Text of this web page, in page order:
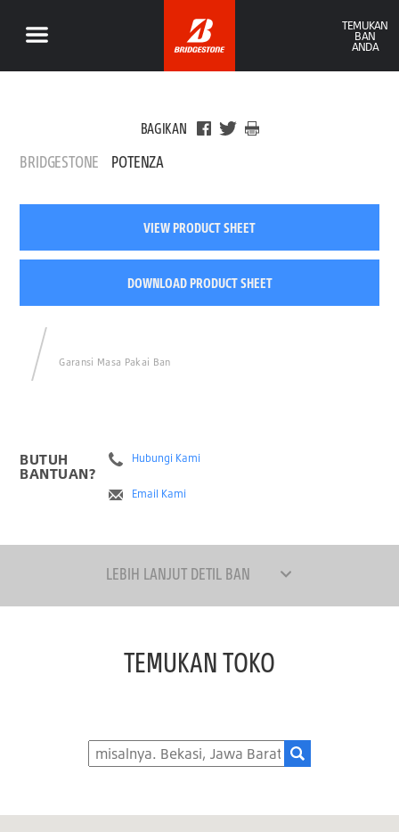
TEMUKAN
BAN
ANDA
BAGIKAN
BRIDGESTONE POTENZA
VIEW PRODUCT SHEET
DOWNLOAD PRODUCT SHEET
Garansi Masa Pakai Ban
BUTUH
BANTUAN?
Hubungi Kami
Email Kami
LEBIH LANJUT DETIL BAN
TEMUKAN TOKO